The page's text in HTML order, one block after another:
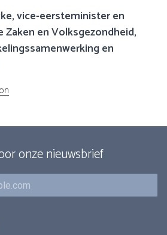
vice-eersteminister en
Zaken en Volksgezondheid,
en
onze nieuwsbrief